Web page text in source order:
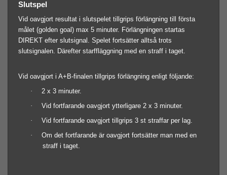
Slutspel
Vid oavgjort resultat i slutspelet tillgrips förlängning till första
målet (golden goal) max 5 minuter. Förlängningen startas
DIREKT efter slutsignal. Spelet fortsätter alltså trots
slutsignalen. Därefter starffläggning med en straff i taget.
Vid oavgjort i A+B-finalen tillgrips förlängning enligt följande:
·
2 x 3 minuter.
·
Vid fortfarande oavgjort ytterligare 2 x 3 minuter.
·
Vid fortfarande oavgjort tillgrips 3 st straffar per lag.
·
Om det fortfarande är oavgjort fortsätter man med en
straff i taget.